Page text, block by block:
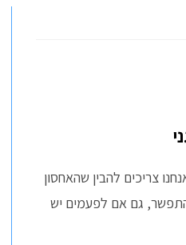
צריכים להבין שהאחסון
גם אם לפעמים יש